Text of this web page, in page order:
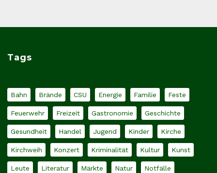
Tags
Bahn Brände CSU Energie Familie Feste
Feuerwehr Freizeit Gastronomie Geschichte
Gesundheit Handel Jugend Kinder Kirche
Kirchweih Konzert Kriminalität Kultur Kunst
Leute Literatur Märkte Natur Notfälle